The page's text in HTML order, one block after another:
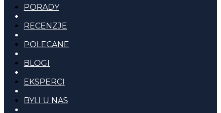
PORADY
RECENZJE
POLECANE
BLOGI
EKSPERCI
BYLI U NAS